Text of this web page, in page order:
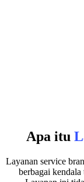
Apa itu
Layanan service
berbagai